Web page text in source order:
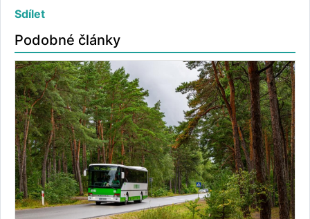
Sdílet
Podobné články